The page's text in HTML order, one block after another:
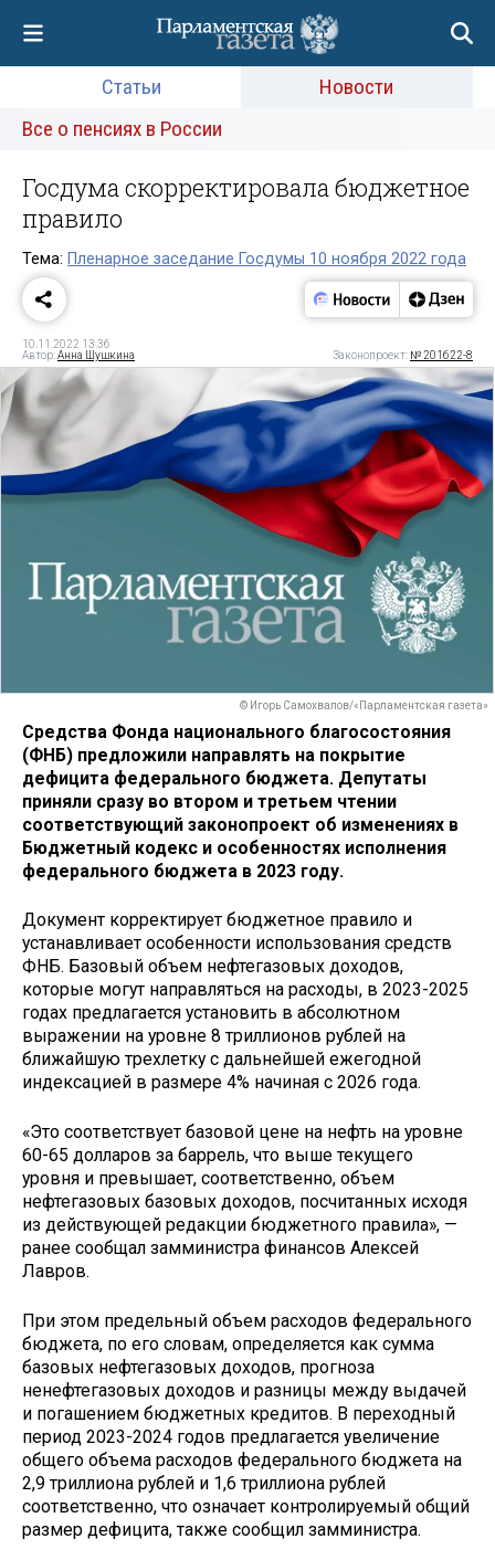
Статьи
Новости
Все о пенсиях в России
Госдума скорректировала бюджетное
правило
Тема: Пленарное заседание Госдумы 10 ноября 2022 года
10.11.2022 13:36
Автор:Анна Шушкина Законопроект: № 201622-8
© Игорь Самохвалов/«Парламентская газета»
Средства Фонда национального благосостояния
(ФНБ) предложили направлять на покрытие
дефицита федерального бюджета. Депутаты
приняли сразу во втором и третьем чтении
соответствующий законопроект об изменениях в
Бюджетный кодекс и особенностях исполнения
федерального бюджета в 2023 году.
Документ корректирует бюджетное правило и
устанавливает особенности использования средств
ФНБ. Базовый объем нефтегазовых доходов,
которые могут направляться на расходы, в 2023-2025
годах предлагается установить в абсолютном
выражении на уровне 8 триллионов рублей на
ближайшую трехлетку с дальнейшей ежегодной
индексацией в размере 4% начиная с 2026 года.
«Это соответствует базовой цене на нефть на уровне
60-65 долларов за баррель, что выше текущего
уровня и превышает, соответственно, объем
нефтегазовых базовых доходов, посчитанных исходя
из действующей редакции бюджетного правила», —
ранее сообщал замминистра финансов Алексей
Лавров.
При этом предельный объем расходов федерального
бюджета, по его словам, определяется как сумма
базовых нефтегазовых доходов, прогноза
ненефтегазовых доходов и разницы между выдачей
и погашением бюджетных кредитов. В переходный
период 2023-2024 годов предлагается увеличение
общего объема расходов федерального бюджета на
2,9 триллиона рублей и 1,6 триллиона рублей
соответственно, что означает контролируемый общий
размер дефицита, также сообщил замминистра.